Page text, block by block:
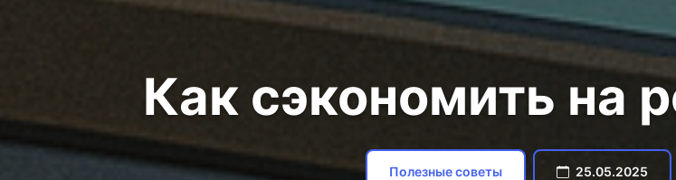
Как сэкономить на
Полезные советы 25.05.2025